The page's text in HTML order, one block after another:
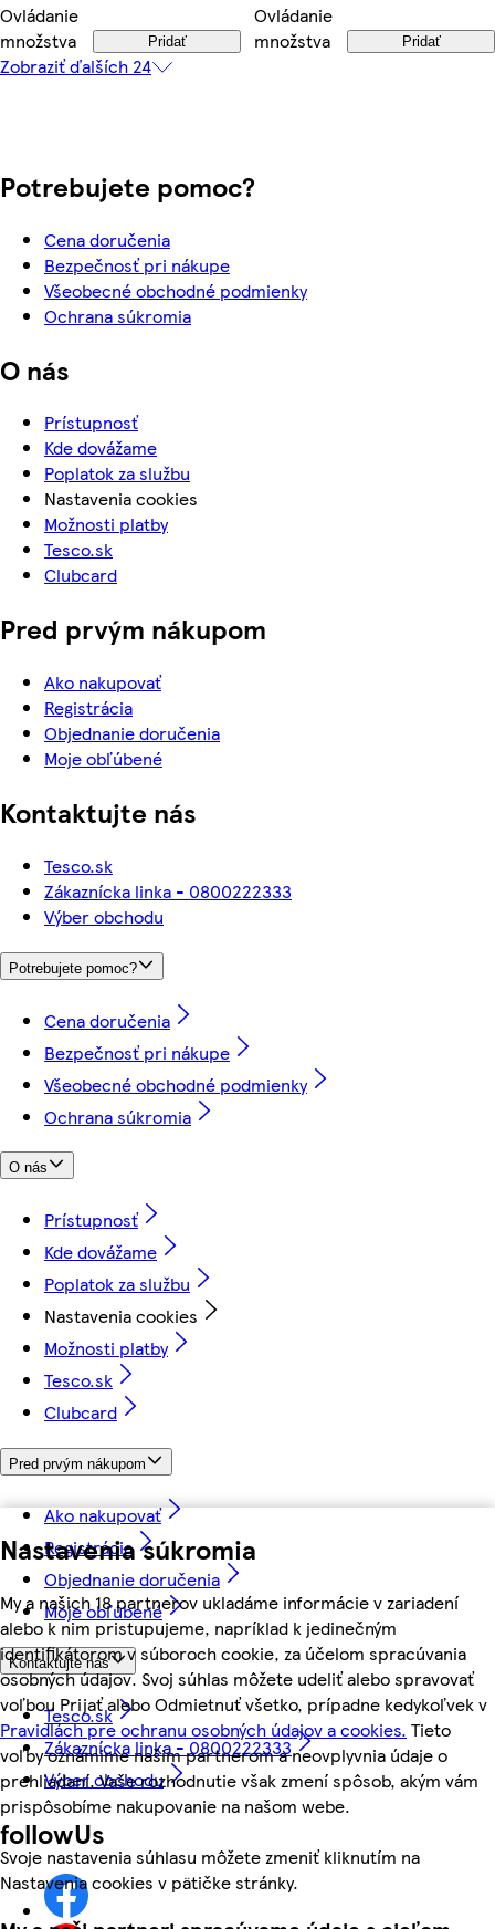
Nastavenia súkromia
My a našich 18 partnerov ukladáme informácie v zariadení
alebo k nim pristupujeme, napríklad k jedinečným
identifikátorom v súboroch cookie, za účelom spracúvania
osobných údajov. Svoj súhlas môžete udeliť alebo spravovať
voľbou Prijať alebo Odmietnuť všetko, prípadne kedykoľvek v
Pravidlách pre ochranu osobných údajov a cookies. Tieto
voľby oznámime našim partnerom a neovplyvnia údaje o
prehliadaní. Vaše rozhodnutie však zmení spôsob, akým vám
prispôsobíme nakupovanie na našom webe.
Svoje nastavenia súhlasu môžete zmeniť kliknutím na
Nastavenia cookies v pätičke stránky.
Ovládanie
množstva
Pridať
Ovládanie
množstva
Pridať
Zobraziť ďalších 24
Potrebujete pomoc?
Cena doručenia
Bezpečnosť pri nákupe
Všeobecné obchodné podmienky
Ochrana súkromia
O nás
Prístupnosť
Kde dovážame
Poplatok za službu
Nastavenia cookies
Možnosti platby
Tesco.sk
Clubcard
Pred prvým nákupom
Ako nakupovať
Registrácia
Objednanie doručenia
Moje obľúbené
Kontaktujte nás
Tesco.sk
Zákaznícka linka - 0800222333
Výber obchodu
Potrebujete pomoc?
Cena doručenia
Bezpečnosť pri nákupe
Všeobecné obchodné podmienky
Ochrana súkromia
O nás
Prístupnosť
Kde dovážame
Poplatok za službu
Nastavenia cookies
Možnosti platby
Tesco.sk
Clubcard
Pred prvým nákupom
Ako nakupovať
Registrácia
Objednanie doručenia
Moje obľúbené
Kontaktujte nás
Tesco.sk
Zákaznícka linka - 0800222333
Výber obchodu
followUs